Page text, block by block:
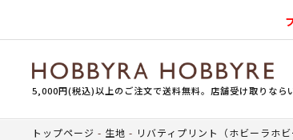
5,000円(税込)以上のご注文で送料無料。店舗受け取りなら
トップページ 生地 リバティプリント（ホビーラホビ